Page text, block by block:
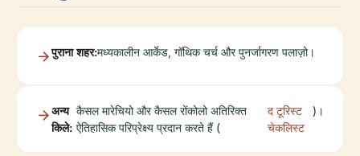
पुराना शहर:मध्यकालीन आर्केड, गॉथिक चर्च और पुनर्जागरण पलाज़ो।
अन्य
किले:
कैसल मारेचियो और कैसल रोंकोलो अतिरिक्त
ऐतिहासिक परिप्रेक्ष्य प्रदान करते हैं (
द टूरिस्ट
चेकलिस्ट
)।